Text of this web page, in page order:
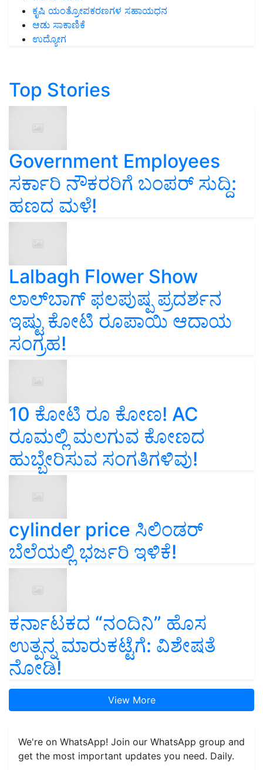
ಕೃಷಿ ಯಂತ್ರೋಪಕರಣಗಳ ಸಹಾಯಧನ
ಆಡು ಸಾಕಾಣಿಕೆ
ಉದ್ಯೋಗ
Top Stories
Government Employees
ಸರ್ಕಾರಿ ನೌಕರರಿಗೆ ಬಂಪರ್‌ ಸುದ್ದಿ:
ಹಣದ ಮಳೆ!
Lalbagh Flower Show
ಲಾಲ್‌ಬಾಗ್ ಫಲಪುಷ್ಪ ಪ್ರದರ್ಶನ
ಇಷ್ಟು ಕೋಟಿ ರೂಪಾಯಿ ಆದಾಯ
ಸಂಗ್ರಹ!
10 ಕೋಟಿ ರೂ ಕೋಣ! AC
ರೂಮಲ್ಲಿ ಮಲಗುವ ಕೋಣದ
ಹುಬ್ಬೇರಿಸುವ ಸಂಗತಿಗಳಿವು!
cylinder price ಸಿಲಿಂಡರ್‌
ಬೆಲೆಯಲ್ಲಿ ಭರ್ಜರಿ ಇಳಿಕೆ!
ಕರ್ನಾಟಕದ “ನಂದಿನಿ” ಹೊಸ
ಉತ್ಪನ್ನ ಮಾರುಕಟ್ಟೆಗೆ: ವಿಶೇಷತೆ
ನೋಡಿ!
View More
We're on WhatsApp! Join our WhatsApp group and
get the most important updates you need. Daily.